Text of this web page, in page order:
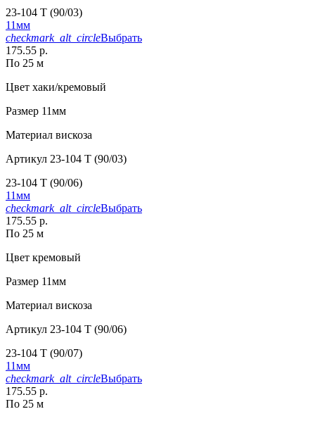
23-104 T (90/03)
11мм
checkmark_alt_circleВыбрать
175.55 р.
По 25 м
Цвет хаки/кремовый
Размер 11мм
Материал вискоза
Артикул 23-104 T (90/03)
23-104 T (90/06)
11мм
checkmark_alt_circleВыбрать
175.55 р.
По 25 м
Цвет кремовый
Размер 11мм
Материал вискоза
Артикул 23-104 T (90/06)
23-104 T (90/07)
11мм
checkmark_alt_circleВыбрать
175.55 р.
По 25 м